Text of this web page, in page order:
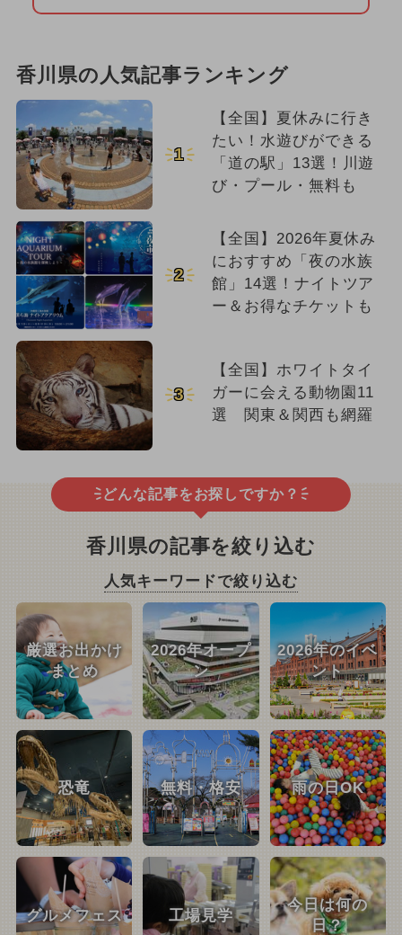
香川県の人気記事ランキング
1
【全国】夏休みに行き
たい！水遊びができる
「道の駅」13選！川遊
び・プール・無料も
2
【全国】2026年夏休み
におすすめ「夜の水族
館」14選！ナイトツア
ー＆お得なチケットも
3
【全国】ホワイトタイ
ガーに会える動物園11
選 関東＆関西も網羅
どんな記事をお探しですか？
香川県の記事を絞り込む
人気キーワードで絞り込む
厳選お出かけ
まとめ
2026年オープ
ン
2026年のイベ
ント
恐竜 無料・格安 雨の日OK
グルメフェス 工場見学
今日は何の
日？